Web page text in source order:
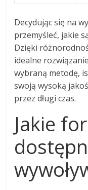
Decydując się na
przemyśleć, jakie
Dzięki
idealne
wybraną metodę,
swoją wysoką
przez długi czas.
Jakie